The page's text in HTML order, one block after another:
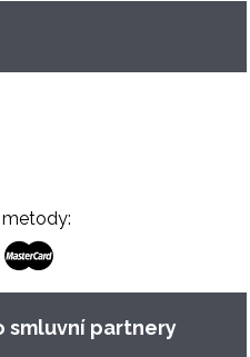
metody:
smluvní partnery